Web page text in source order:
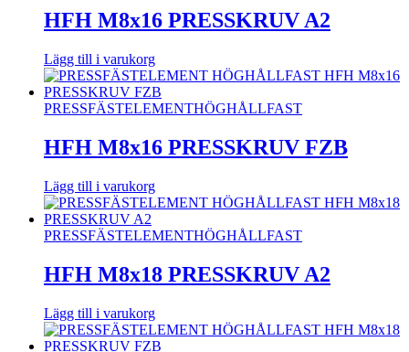
HFH M8x16 PRESSKRUV A2
Lägg till i varukorg
PRESSFÄSTELEMENTHÖGHÅLLFAST
HFH M8x16 PRESSKRUV FZB
Lägg till i varukorg
PRESSFÄSTELEMENTHÖGHÅLLFAST
HFH M8x18 PRESSKRUV A2
Lägg till i varukorg